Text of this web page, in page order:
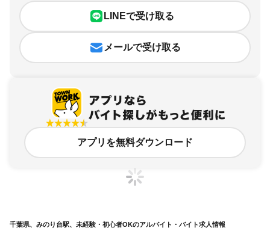
LINEで受け取る
メールで受け取る
アプリを無料ダウンロード
千葉県、みのり台駅、未経験・初心者OKのアルバイト・バイト求人情報